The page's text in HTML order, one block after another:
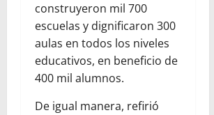
construyeron mil 700
escuelas y dignificaron 300
aulas en todos los niveles
educativos, en beneficio de
400 mil alumnos.
De igual manera, refirió